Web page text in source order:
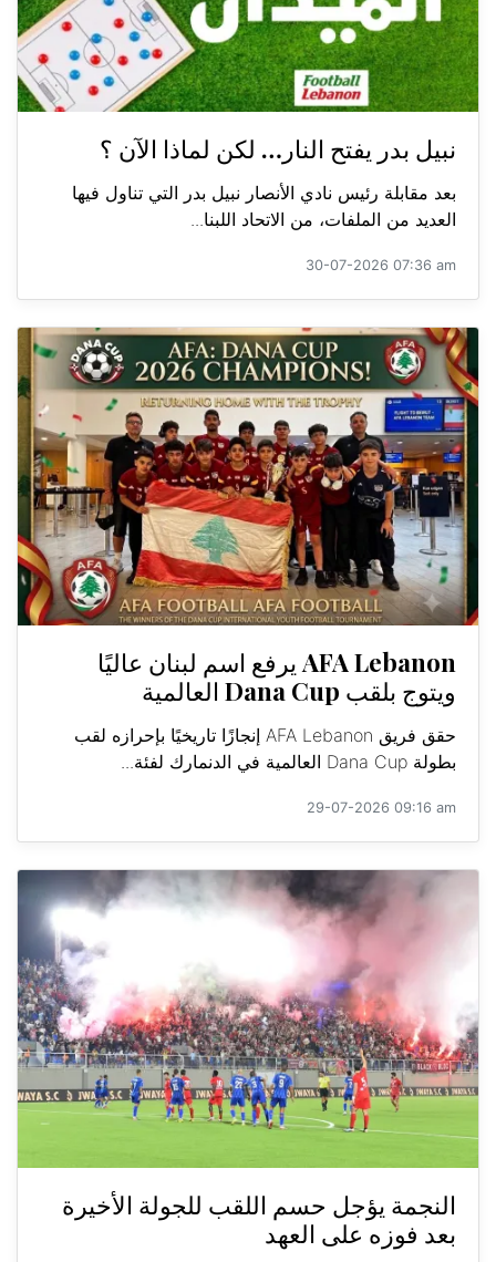
نبيل بدر يفتح النار… لكن لماذا الآن ؟
بعد مقابلة رئيس نادي الأنصار نبيل بدر التي تناول فيها
العديد من الملفات، من الاتحاد اللبنا...
30-07-2026 07:36 am
AFA Lebanon يرفع اسم لبنان عاليًا
ويتوج بلقب Dana Cup العالمية
حقق فريق AFA Lebanon إنجازًا تاريخيًا بإحرازه لقب
بطولة Dana Cup العالمية في الدنمارك لفئة...
29-07-2026 09:16 am
النجمة يؤجل حسم اللقب للجولة الأخيرة
بعد فوزه على العهد